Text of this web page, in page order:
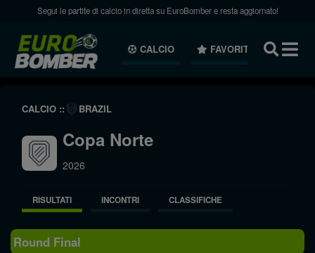
Segui le partite di calcio in diretta su EuroBomber e resta aggiornato!
CALCIO FAVORITI NEWS
CALCIO :: BRAZIL
Copa Norte
2026
RISULTATI INCONTRI CLASSIFICHE
Round Final